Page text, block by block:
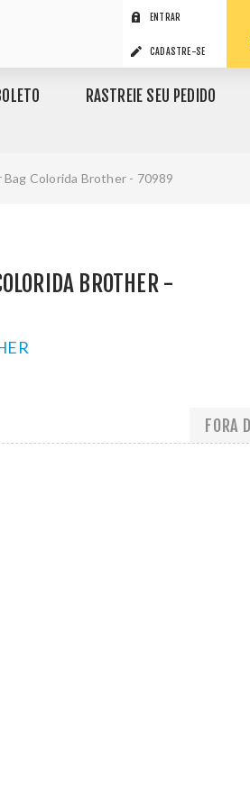
ENTRAR
CADASTRE-SE
RASTREIE SEU PEDIDO
Bag Colorida Brother - 70989
BROTHER -
FORA